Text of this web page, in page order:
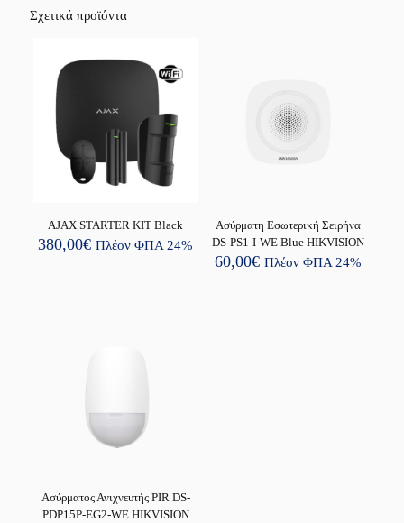
Σχετικά προϊόντα
AJAX STARTER KIT Black
380,00€ Πλέον ΦΠΑ 24%
Ασύρματη Εσωτερική Σειρήνα
DS-PS1-I-WE Blue HIKVISION
60,00€ Πλέον ΦΠΑ 24%
Ασύρματος Ανιχνευτής PIR DS-
PDP15P-EG2-WE HIKVISION